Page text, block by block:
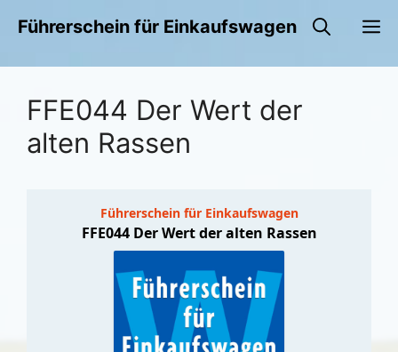
InhaltFührerschein für Einkaufswagen
FFE044 Der Wert der
alten Rassen